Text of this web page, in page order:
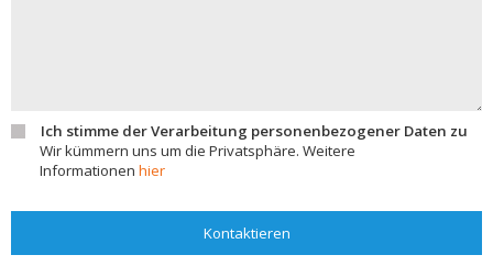
Ich stimme der Verarbeitung personenbezogener Daten zu
Wir kümmern uns um die Privatsphäre. Weitere
Informationen hier
Kontaktieren